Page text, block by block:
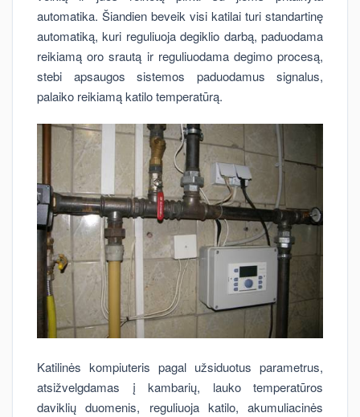
automatika. Šiandien beveik visi katilai turi standartinę
automatiką, kuri reguliuoja degiklio darbą, paduodama
reikiamą oro srautą ir reguliuodama degimo procesą,
stebi apsaugos sistemos paduodamus signalus,
palaiko reikiamą katilo temperatūrą.
Katilinės kompiuteris pagal užsiduotus parametrus,
atsižvelgdamas į kambarių, lauko temperatūros
daviklių duomenis, reguliuoja katilo, akumuliacinės